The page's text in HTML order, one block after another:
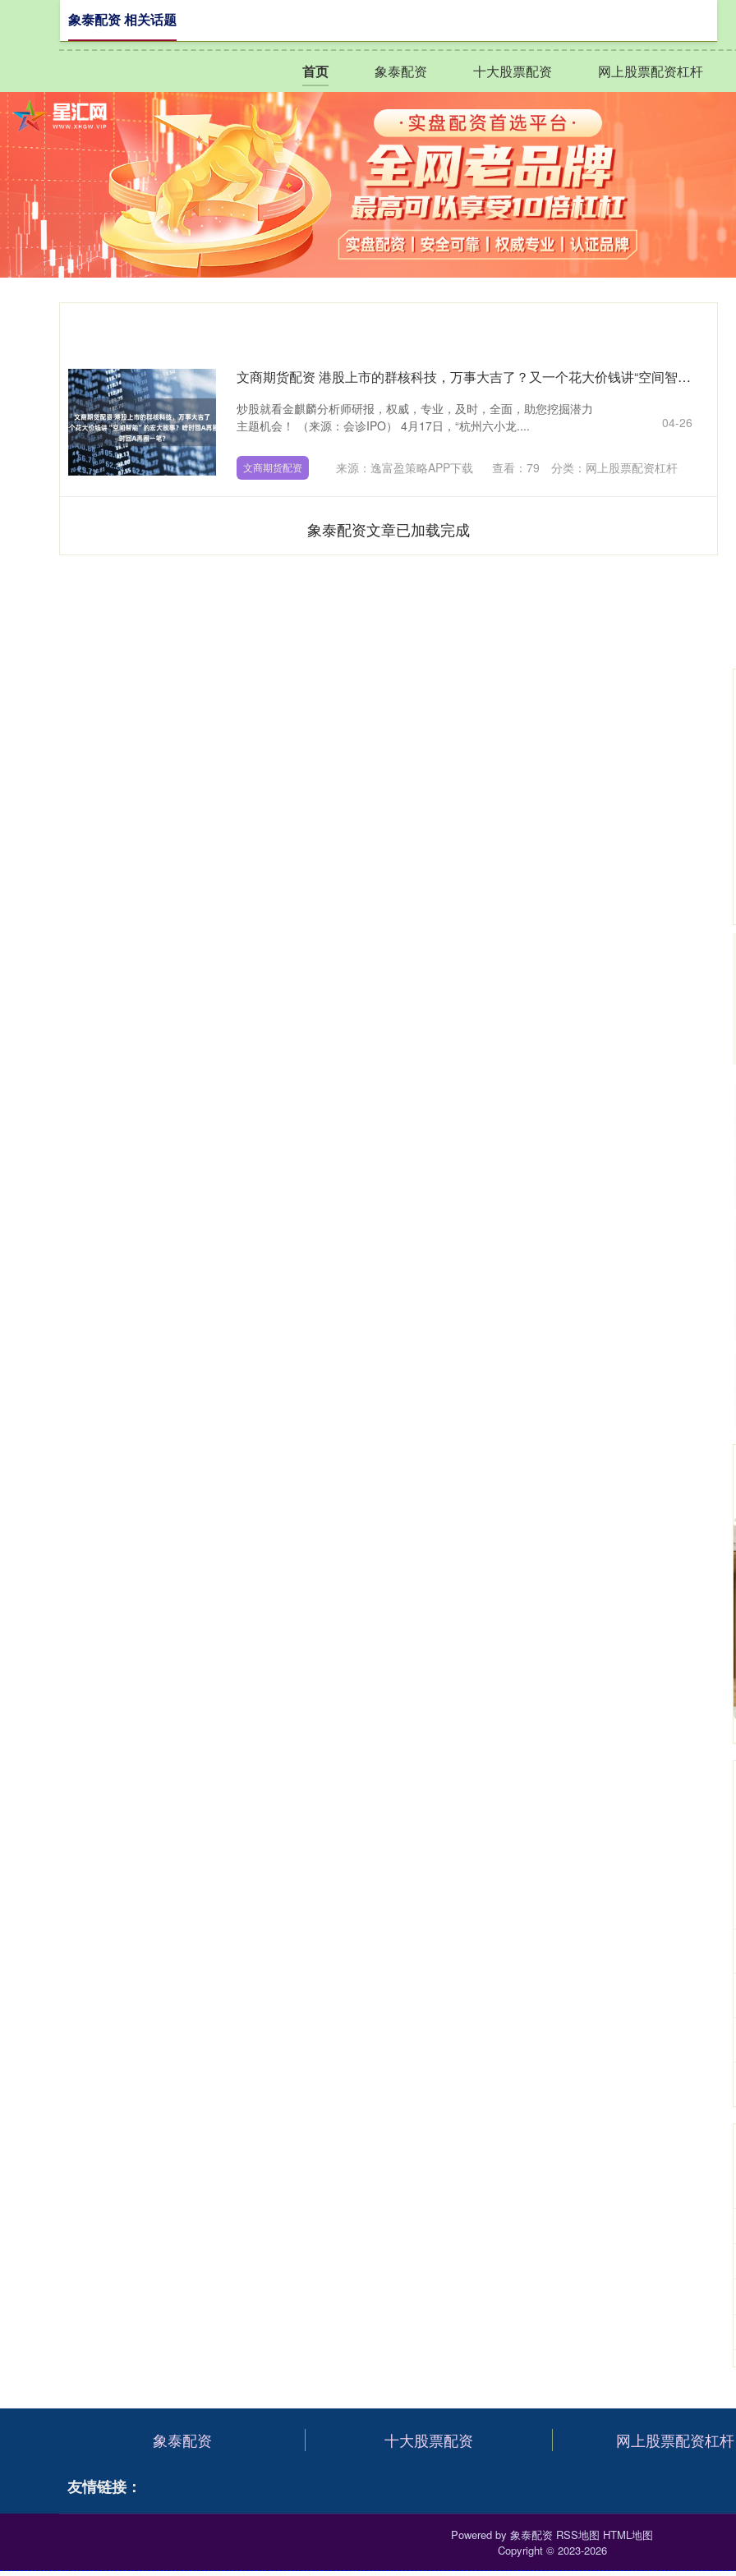
首页 象泰配资 十大股票配资 网上股票配资杠杆
象泰配资 相关话题
文商期货配资 港股上市的群核科技，万事大吉了？又一个花大价钱讲“空间智能”的宏大故事？啥时回A再圈一笔？
炒股就看金麒麟分析师研报，权威，专业，及时，全面，助您挖掘潜力
主题机会！ （来源：会诊IPO） 4月17日，“杭州六小龙....
04-26
文商期货配资 来源：逸富盈策略APP下载 查看： 79 分类： 网上股票配资杠杆
象泰配资文章已加载完成
象泰配资 十大股票配资 网上股票配资杠杆
友情链接：
Powered by 象泰配资 RSS地图 HTML地图
Copyright © 2023-2026